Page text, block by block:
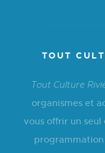
TOUT
Tout Culture
organismes et
vous offrir un